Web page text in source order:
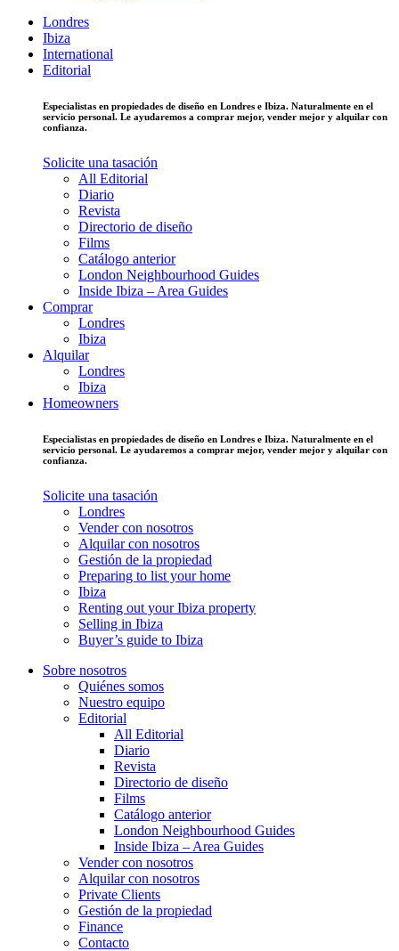
Londres
Ibiza
International
Editorial
Especialistas en propiedades de diseño en Londres e Ibiza. Naturalmente en el
servicio personal. Le ayudaremos a comprar mejor, vender mejor y alquilar con
confianza.
Solicite una tasación
All Editorial
Diario
Revista
Directorio de diseño
Films
Catálogo anterior
London Neighbourhood Guides
Inside Ibiza – Area Guides
Comprar
Londres
Ibiza
Alquilar
Londres
Ibiza
Homeowners
Especialistas en propiedades de diseño en Londres e Ibiza. Naturalmente en el
servicio personal. Le ayudaremos a comprar mejor, vender mejor y alquilar con
confianza.
Solicite una tasación
Londres
Vender con nosotros
Alquilar con nosotros
Gestión de la propiedad
Preparing to list your home
Ibiza
Renting out your Ibiza property
Selling in Ibiza
Buyer’s guide to Ibiza
Sobre nosotros
Quiénes somos
Nuestro equipo
Editorial
All Editorial
Diario
Revista
Directorio de diseño
Films
Catálogo anterior
London Neighbourhood Guides
Inside Ibiza – Area Guides
Vender con nosotros
Alquilar con nosotros
Private Clients
Gestión de la propiedad
Finance
Contacto